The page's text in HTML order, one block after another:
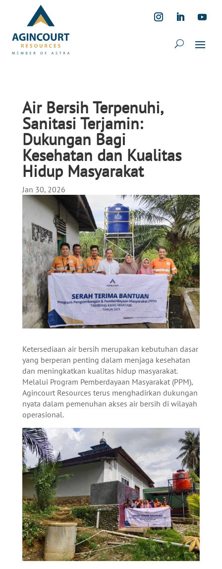
Air Bersih Terpenuhi,
Sanitasi Terjamin:
Dukungan Bagi
Kesehatan dan Kualitas
Hidup Masyarakat
Jan 30, 2026
Ketersediaan air bersih merupakan kebutuhan dasar
yang berperan penting dalam menjaga kesehatan
dan meningkatkan kualitas hidup masyarakat.
Melalui Program Pemberdayaan Masyarakat (PPM),
Agincourt Resources terus menghadirkan dukungan
nyata dalam pemenuhan akses air bersih di wilayah
operasional.